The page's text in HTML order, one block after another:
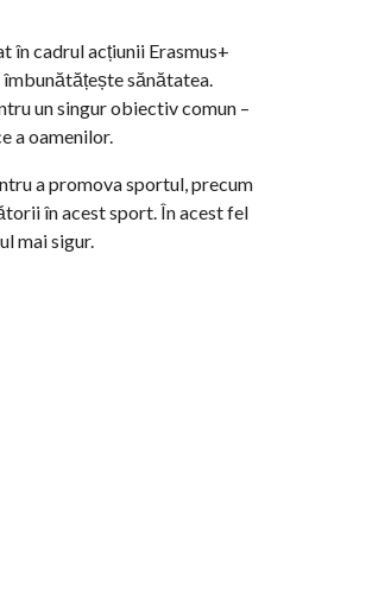
în cadrul acțiunii Erasmus+
sănătatea.
un singur obiectiv comun –
a oamenilor.
a promova sportul, precum
în acest sport. În acest fel
mai sigur.